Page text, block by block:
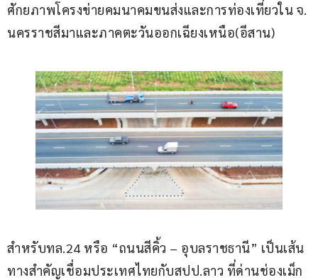
ศักยภาพโครงข่ายคมนาคมขนส่งและการท่องเที่ยวใน จ.
นครราชสีมาและภาคตะวันออกเฉียงเหนือ(อีสาน)
สำหรับทล.24 หรือ “ถนนสีคิ้ว – อุบลราชธานี” เป็นเส้น
ทางสำคัญเชื่อมประเทศไทยกับสปป.ลาว ที่ด่านช่องเม็ก